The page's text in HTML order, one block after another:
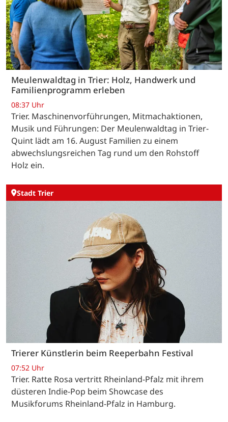
Meulenwaldtag in Trier: Holz, Handwerk und
Familienprogramm erleben
08:37 Uhr
Trier. Maschinenvorführungen, Mitmachaktionen,
Musik und Führungen: Der Meulenwaldtag in Trier-
Quint lädt am 16. August Familien zu einem
abwechslungsreichen Tag rund um den Rohstoff
Holz ein.
Stadt Trier
Trierer Künstlerin beim Reeperbahn Festival
07:52 Uhr
Trier. Ratte Rosa vertritt Rheinland-Pfalz mit ihrem
düsteren Indie-Pop beim Showcase des
Musikforums Rheinland-Pfalz in Hamburg.